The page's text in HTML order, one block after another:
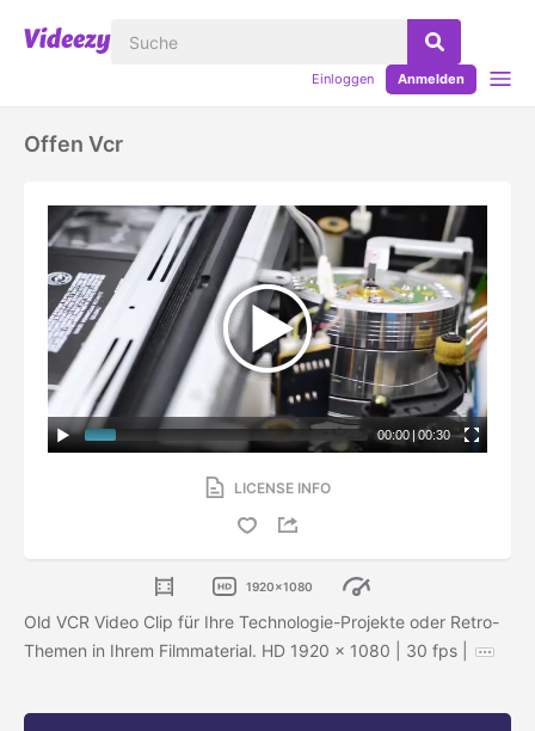
Einloggen Anmelden
Offen Vcr
00:00 | 00:30
LICENSE INFO
1920x1080
Old VCR Video Clip für Ihre Technologie-Projekte oder Retro-
Themen in Ihrem Filmmaterial. HD 1920 x 1080 | 30 fps |